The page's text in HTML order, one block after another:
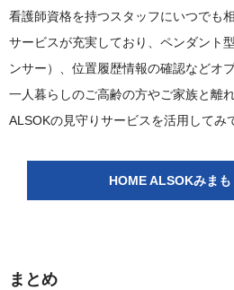
看護師資格を持つスタッフにいつでも
サービスが充実しており、ペンダント
ンサー）、位置履歴情報の確認などオ
一人暮らしのご高齢の方やご家族と離
ALSOKの見守りサービスを活用してみ
HOME ALSOKみまも
まとめ